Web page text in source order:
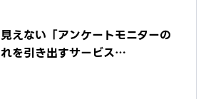
えない「アンケートモニターの
を引き出すサービス…